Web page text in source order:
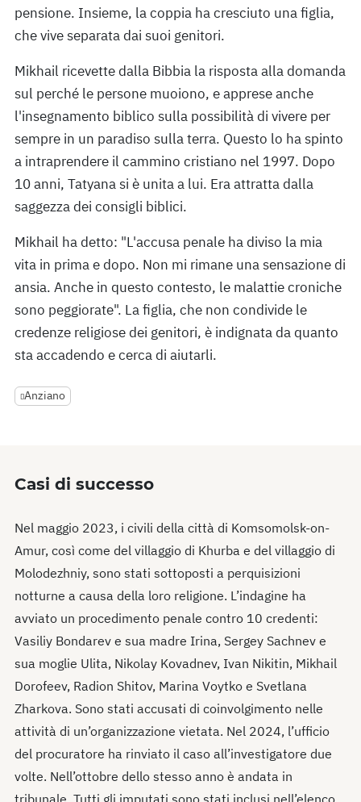
pensione. Insieme, la coppia ha cresciuto una figlia,
che vive separata dai suoi genitori.
Mikhail ricevette dalla Bibbia la risposta alla domanda
sul perché le persone muoiono, e apprese anche
l'insegnamento biblico sulla possibilità di vivere per
sempre in un paradiso sulla terra. Questo lo ha spinto
a intraprendere il cammino cristiano nel 1997. Dopo
10 anni, Tatyana si è unita a lui. Era attratta dalla
saggezza dei consigli biblici.
Mikhail ha detto: "L'accusa penale ha diviso la mia
vita in prima e dopo. Non mi rimane una sensazione di
ansia. Anche in questo contesto, le malattie croniche
sono peggiorate". La figlia, che non condivide le
credenze religiose dei genitori, è indignata da quanto
sta accadendo e cerca di aiutarli.
Anziano
Casi di successo
Nel maggio 2023, i civili della città di Komsomolsk-on-
Amur, così come del villaggio di Khurba e del villaggio di
Molodezhniy, sono stati sottoposti a perquisizioni
notturne a causa della loro religione. L’indagine ha
avviato un procedimento penale contro 10 credenti:
Vasiliy Bondarev e sua madre Irina, Sergey Sachnev e
sua moglie Ulita, Nikolay Kovadnev, Ivan Nikitin, Mikhail
Dorofeev, Radion Shitov, Marina Voytko e Svetlana
Zharkova. Sono stati accusati di coinvolgimento nelle
attività di un’organizzazione vietata. Nel 2024, l’ufficio
del procuratore ha rinviato il caso all’investigatore due
volte. Nell’ottobre dello stesso anno è andata in
tribunale. Tutti gli imputati sono stati inclusi nell’elenco